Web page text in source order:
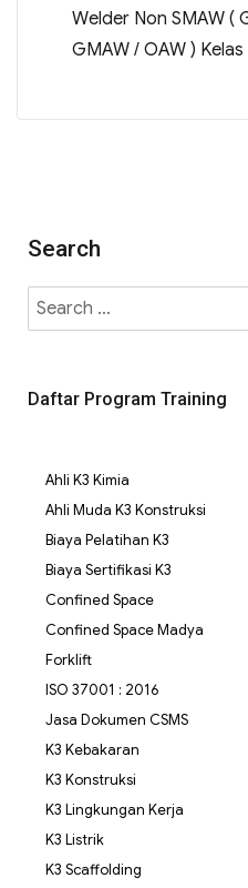
Welder Non SMAW (
GMAW / OAW )
Search
Daftar Program Training
Ahli K3 Kimia
Ahli Muda K3 Konstruksi
Biaya Pelatihan K3
Biaya Sertifikasi K3
Confined Space
Confined Space Madya
Forklift
ISO 37001 : 2016
Jasa Dokumen CSMS
K3 Kebakaran
K3 Konstruksi
K3 Lingkungan Kerja
K3 Listrik
K3 Scaffolding